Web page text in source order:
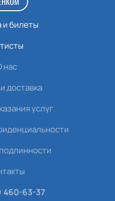
билеты
нас
доставка
услуг
460-63-37